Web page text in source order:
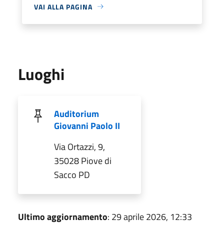
VAI ALLA PAGINA
Luoghi
Auditorium
Giovanni Paolo II
Via Ortazzi, 9,
35028 Piove di
Sacco PD
Ultimo aggiornamento: 29 aprile 2026, 12:33